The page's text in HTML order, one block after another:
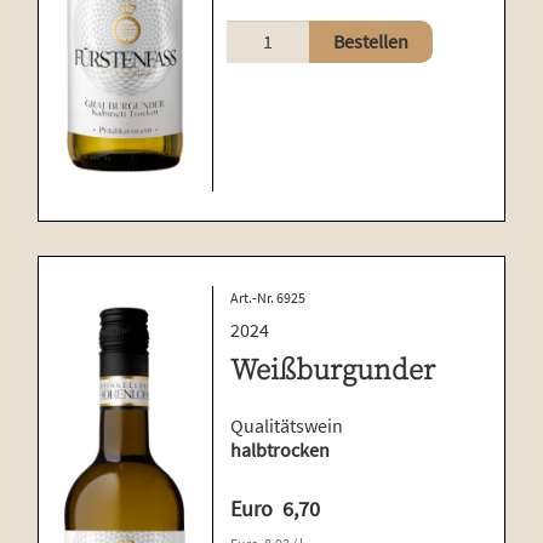
Grauburgunder
Menge
Bestellen
Art.-Nr. 6925
2024
Weißburgunder
Qualitätswein
halbtrocken
Euro 6,70